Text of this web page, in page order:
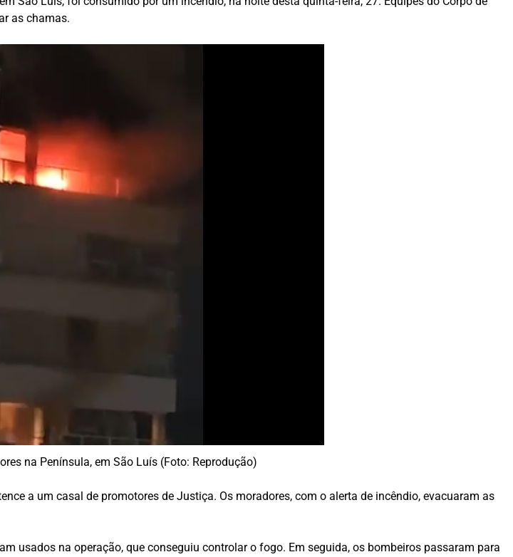
as chamas.
na Península, em São Luís (Foto: Reprodução)
a um casal de promotores de Justiça. Os moradores, com o alerta de incêndio, evacuaram as
usados na operação, que conseguiu controlar o fogo. Em seguida, os bombeiros passaram para